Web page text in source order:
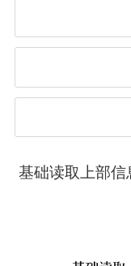
基础读取上部信